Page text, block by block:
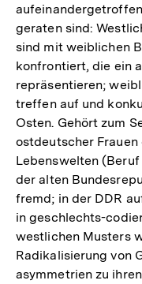
geraten sind:
sind mit weiblichen
konfrontiert, die ein
repräsentieren;
treffen auf und
Osten. Gehört zum
ostdeutscher
Lebenswelten
der alten
fremd; in der DDR
in geschlechts-
westlichen Musters
Radikalisierung von
asymmetrien zu